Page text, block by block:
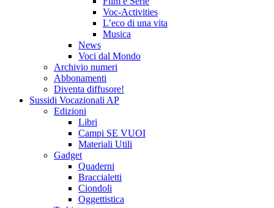
Voc-Activities
L’eco di una vita
Musica
News
Voci dal Mondo
Archivio numeri
Abbonamenti
Diventa diffusore!
Sussidi Vocazionali AP
Edizioni
Libri
Campi SE VUOI
Materiali Utili
Gadget
Quaderni
Braccialetti
Ciondoli
Oggettistica